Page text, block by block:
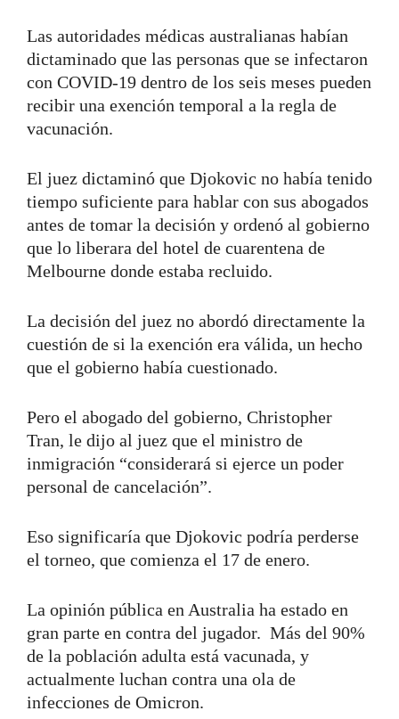
Las autoridades médicas australianas habían
dictaminado que las personas que se infectaron
con COVID-19 dentro de los seis meses pueden
recibir una exención temporal a la regla de
vacunación.
El juez dictaminó que Djokovic no había tenido
tiempo suficiente para hablar con sus abogados
antes de tomar la decisión y ordenó al gobierno
que lo liberara del hotel de cuarentena de
Melbourne donde estaba recluido.
La decisión del juez no abordó directamente la
cuestión de si la exención era válida, un hecho
que el gobierno había cuestionado.
Pero el abogado del gobierno, Christopher
Tran, le dijo al juez que el ministro de
inmigración “considerará si ejerce un poder
personal de cancelación”.
Eso significaría que Djokovic podría perderse
el torneo, que comienza el 17 de enero.
La opinión pública en Australia ha estado en
gran parte en contra del jugador. Más del 90%
de la población adulta está vacunada, y
actualmente luchan contra una ola de
infecciones de Omicron.